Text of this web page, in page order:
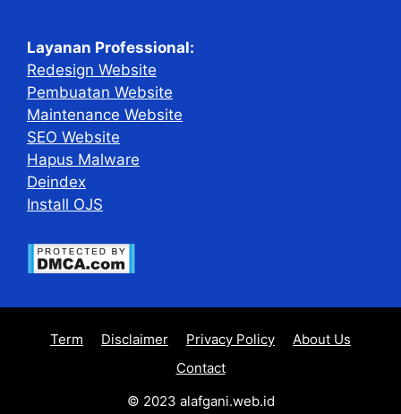
Layanan Professional:
Redesign Website
Pembuatan Website
Maintenance Website
SEO Website
Hapus Malware
Deindex
Install OJS
Term Disclaimer Privacy Policy
About Us
Contact
© 2023 alafgani.web.id